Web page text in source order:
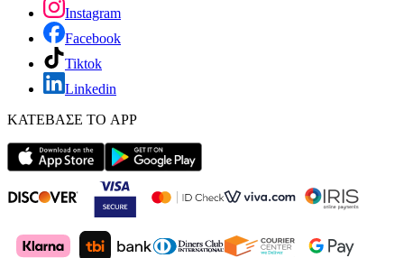
Instagram
Facebook
Tiktok
Linkedin
ΚΑΤΕΒΑΣΕ ΤΟ APP